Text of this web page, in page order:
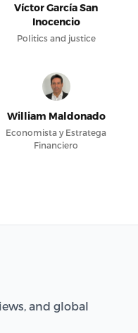
Víctor García San
Inocencio
Politics and justice
William Maldonado
Economista y Estratega
Financiero
and global